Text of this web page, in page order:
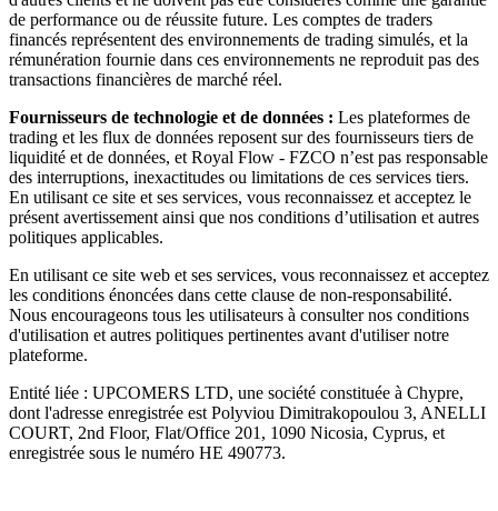
de performance ou de réussite future. Les comptes de traders
financés représentent des environnements de trading simulés, et la
rémunération fournie dans ces environnements ne reproduit pas des
transactions financières de marché réel.
Fournisseurs de technologie et de données : Les plateformes de
trading et les flux de données reposent sur des fournisseurs tiers de
liquidité et de données, et Royal Flow - FZCO n’est pas responsable
des interruptions, inexactitudes ou limitations de ces services tiers.
En utilisant ce site et ses services, vous reconnaissez et acceptez le
présent avertissement ainsi que nos conditions d’utilisation et autres
politiques applicables.
En utilisant ce site web et ses services, vous reconnaissez et acceptez
les conditions énoncées dans cette clause de non-responsabilité.
Nous encourageons tous les utilisateurs à consulter nos conditions
d'utilisation et autres politiques pertinentes avant d'utiliser notre
plateforme.
Entité liée : UPCOMERS LTD, une société constituée à Chypre,
dont l'adresse enregistrée est Polyviou Dimitrakopoulou 3, ANELLI
COURT, 2nd Floor, Flat/Office 201, 1090 Nicosia, Cyprus, et
enregistrée sous le numéro HE 490773.